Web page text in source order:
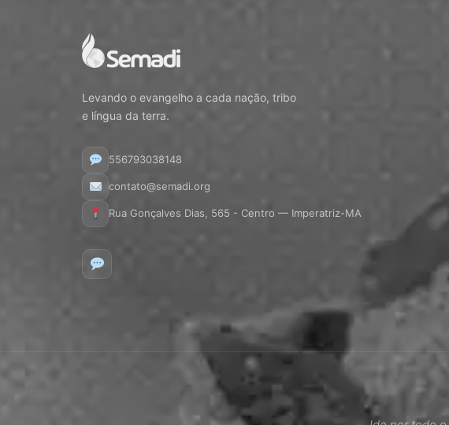
Levando o evangelho a cada nação, tribo
e língua da terra.
556793038148
contato@semadi.org
Rua Gonçalves Dias, 565 - Centro — Imperatriz-MA